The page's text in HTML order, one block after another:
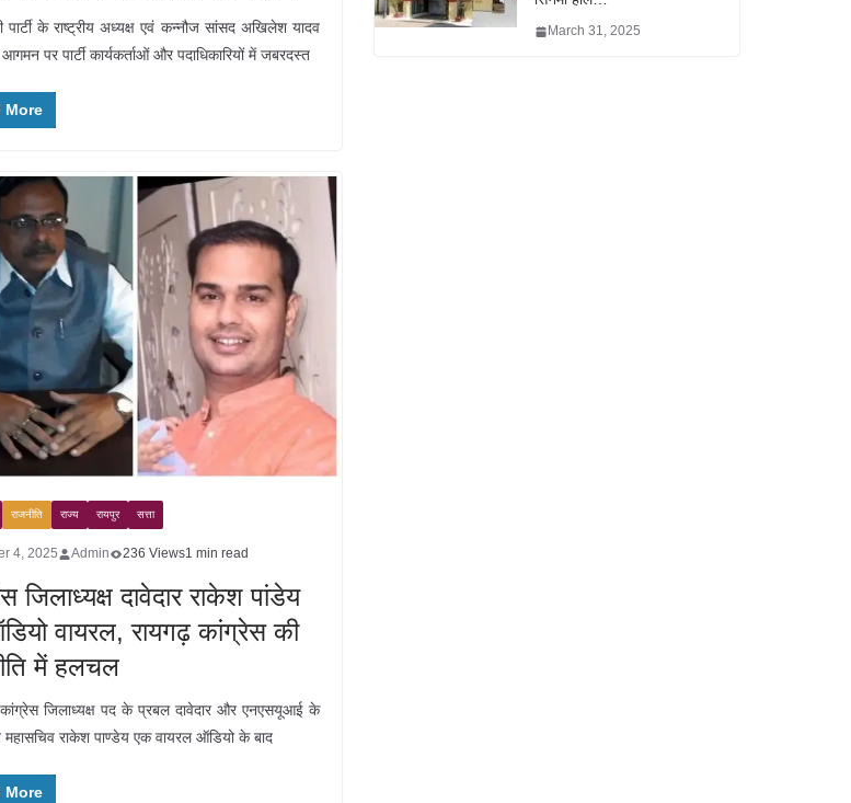
पार्टी के राष्ट्रीय अध्यक्ष एवं कन्नौज सांसद अखिलेश यादव
पर पार्टी कार्यकर्ताओं और पदाधिकारियों में जबरदस्त
More
राजनीति राज्य रायपुर सत्ता
4, 2025 Admin 236 Views1 min read
जिलाध्यक्ष दावेदार राकेश पांडेय
वायरल, रायगढ़ कांग्रेस की
में हलचल
जिलाध्यक्ष पद के प्रबल दावेदार और एनएसयूआई के
महासचिव राकेश पाण्डेय एक वायरल ऑडियो के बाद
More
March 31, 2025